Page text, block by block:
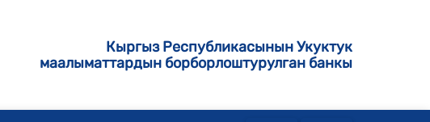
Кыргыз Республикасынын Укуктук
маалыматтардын борборлоштурулган банкы